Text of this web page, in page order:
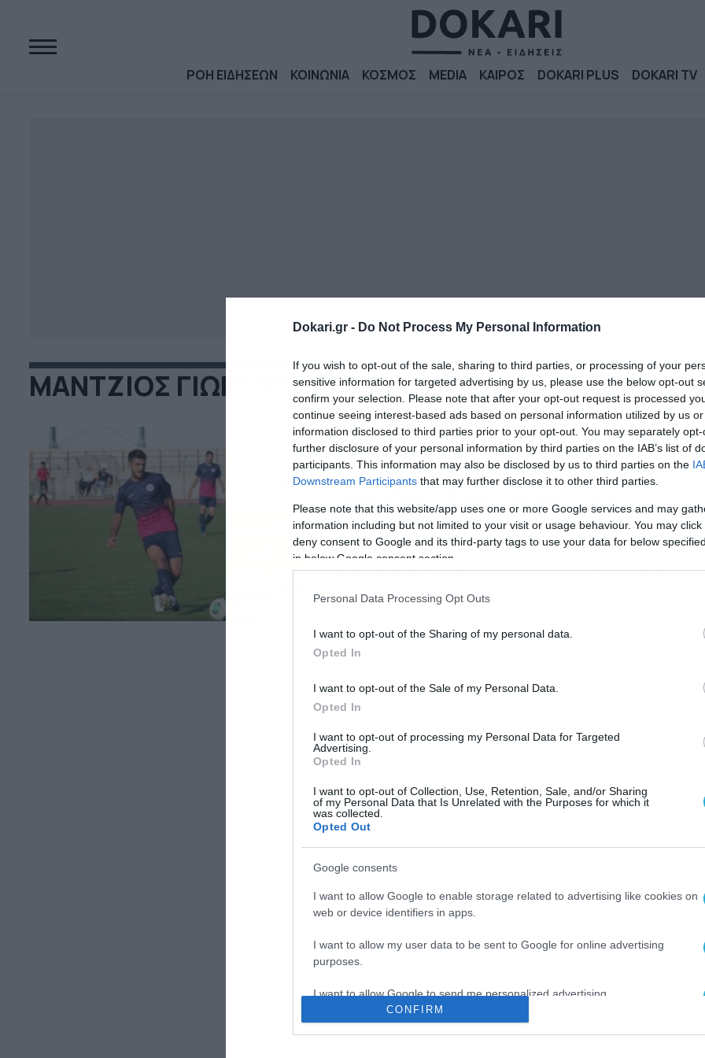
Dokari.gr - Do Not Process My Personal Information
If you wish to opt-out of the sale, sharing to third parties, or processing of your
sensitive information for targeted advertising by us, please use the below opt-out
confirm your selection. Please note that after your opt-out request is processed
continue seeing interest-based ads based on personal information utilized by us
information disclosed to third parties prior to your opt-out. You may separately
further disclosure of your personal information by third parties on the IAB’s list of
participants. This information may also be disclosed by us to third parties on the
Downstream Participants that may further disclose it to other third parties.
Please note that this website/app uses one or more Google services and may
information including but not limited to your visit or usage behaviour. You may
deny consent to Google and its third-party tags to use your data for below
in below Google consent section.
Personal Data Processing Opt Outs
I want to opt-out of the Sharing of my personal data.
Opted In
I want to opt-out of the Sale of my Personal Data.
Opted In
I want to opt-out of processing my Personal Data for Targeted
Advertising.
Opted In
I want to opt-out of Collection, Use, Retention, Sale, and/or Sharing
of my Personal Data that Is Unrelated with the Purposes for which it
was collected.
Opted Out
Google consents
I want to allow Google to enable storage related to advertising like cookies on
web or device identifiers in apps.
I want to allow my user data to be sent to Google for online advertising
purposes.
I want to allow Google to send me personalized advertising.
CONFIRM
ΡΟΗ ΕΙΔΗΣΕΩΝ ΚΟΙΝΩΝΙΑ ΚΟΣΜΟΣ MEDIA ΚΑΙΡΟΣ DOKARI PLUS DOKARI TV
ΜΑΝΤΖΙΟΣ ΓΙΩΡΓΟΣ
20/11/2013 19:03
Μάντζιος: Ίδιος στόχος στον
Κιλκισιακό
Δεν αλλάζουν οι πρωταγωνιστικές βλέψεις των κυανέρυθρων
σύμφωνα με τον ταλαντούχο στόπερ Για την κυριακάτικη
τη συνέχεια του Κιλκισιακού μίλησε στο dokari.gr ο Γιώργος
Μάντζιος, ο 21χρονος στόπερ των κυανέρυθρων, που πέτυχε το
γκολ στην ισοπαλία με το Σιδηρόκαστρο, ενώ ακόμα έχει
σε Αγροτικό Αστέρα, […]